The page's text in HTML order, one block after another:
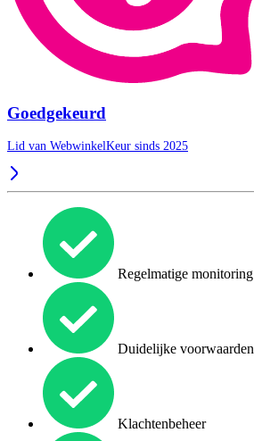
Goedgekeurd
Lid van WebwinkelKeur sinds 2025
Regelmatige monitoring
Duidelijke voorwaarden
Klachtenbeheer